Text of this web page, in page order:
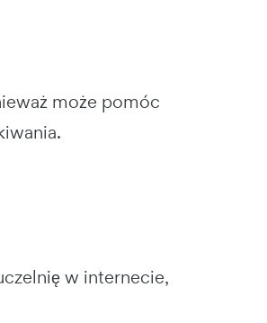
może pomóc
w internecie,